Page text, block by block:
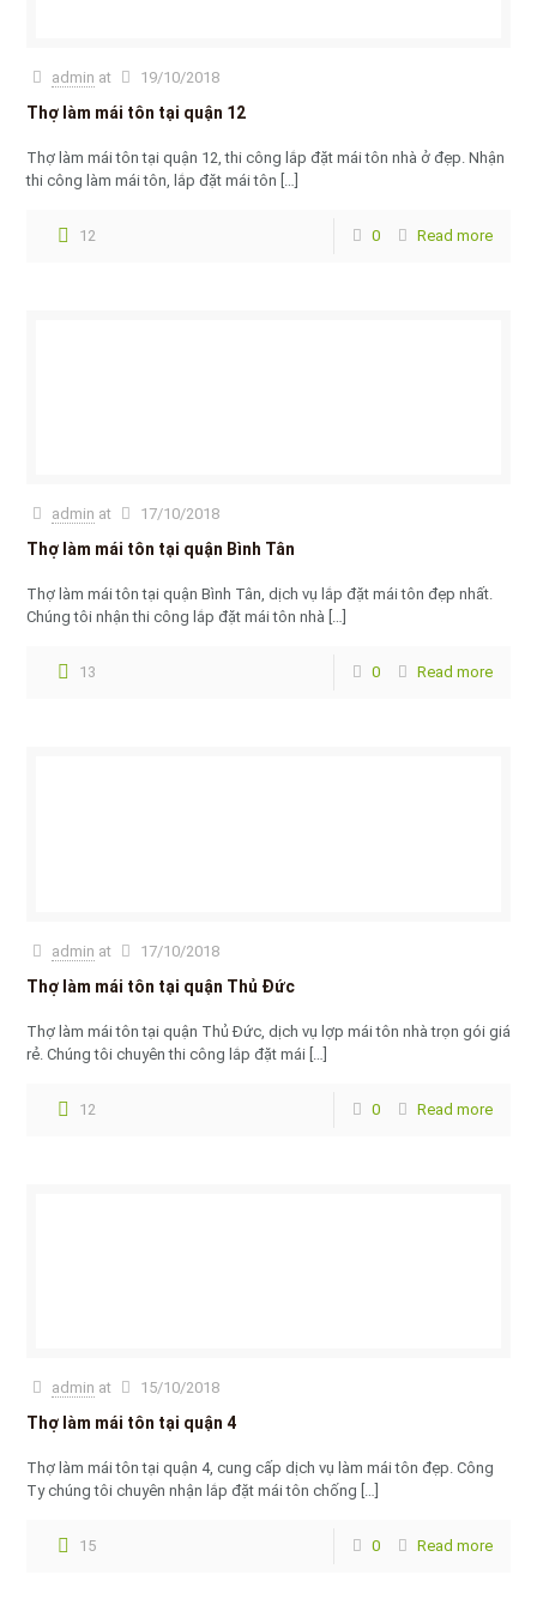
admin at 19/10/2018
Thợ làm mái tôn tại quận 12
Thợ làm mái tôn tại quận 12, thi công lắp đặt mái tôn nhà ở đẹp. Nhận
thi công làm mái tôn, lắp đặt mái tôn
12 0 Read more
admin at 17/10/2018
Thợ làm mái tôn tại quận Bình Tân
Thợ làm mái tôn tại quận Bình Tân, dịch vụ lắp đặt mái tôn đẹp nhất.
Chúng tôi nhận thi công lắp đặt mái tôn nhà […]
13 0 Read more
admin at 17/10/2018
Thợ làm mái tôn tại quận Thủ Đức
Thợ làm mái tôn tại quận Thủ Đức, dịch vụ lợp mái tôn nhà trọn gói giá
rẻ. Chúng tôi chuyên thi công lắp đặt mái […]
12 0 Read more
admin at 15/10/2018
Thợ làm mái tôn tại quận 4
Thợ làm mái tôn tại quận 4, cung cấp dịch vụ làm mái tôn đẹp. Công
Ty chúng tôi chuyên nhận lắp đặt mái tôn chống […]
15 0 Read more